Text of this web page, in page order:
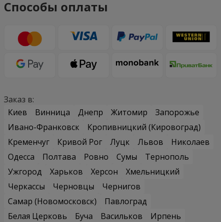
Способы оплаты
Заказ в:
Киев
Винница Днепр Житомир
Запорожье
Ивано-Франковск
Кропивницкий (Кировоград)
Кременчуг
Кривой Рог Луцк Львов
Николаев
Одесса
Полтава Ровно Сумы
Тернополь
Ужгород
Харьков Херсон
Хмельницкий
Черкассы
Черновцы
Чернигов
Самар (Новомосковск)
Павлоград
Белая Церковь
Буча Васильков
Ирпень